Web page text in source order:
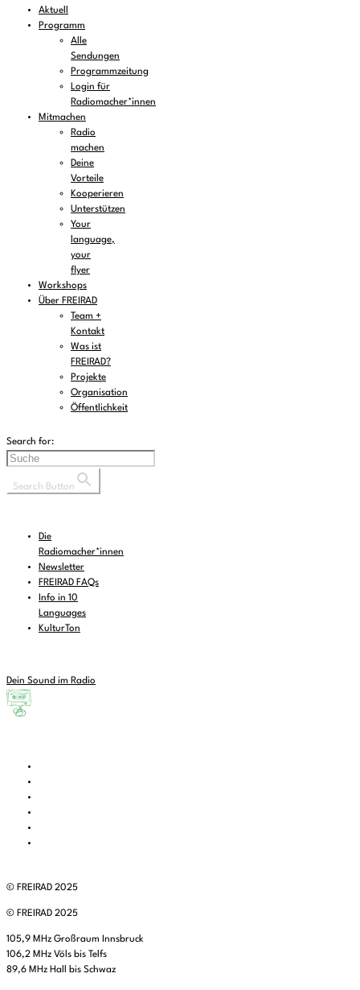
Aktuell
Programm
Alle
Sendungen
Programmzeitung
Login für
Radiomacher*innen
Mitmachen
Radio
machen
Deine
Vorteile
Kooperieren
Unterstützen
Your
language,
your
flyer
Workshops
Über FREIRAD
Team +
Kontakt
Was ist
FREIRAD?
Projekte
Organisation
Öffentlichkeit
Search for:
Search Button
Die
Radiomacher*innen
Newsletter
FREIRAD FAQs
Info in 10
Languages
KulturTon
Dein Sound im Radio
© FREIRAD 2025
© FREIRAD 2025
105,9 MHz Großraum Innsbruck
106,2 MHz Völs bis Telfs
89,6 MHz Hall bis Schwaz